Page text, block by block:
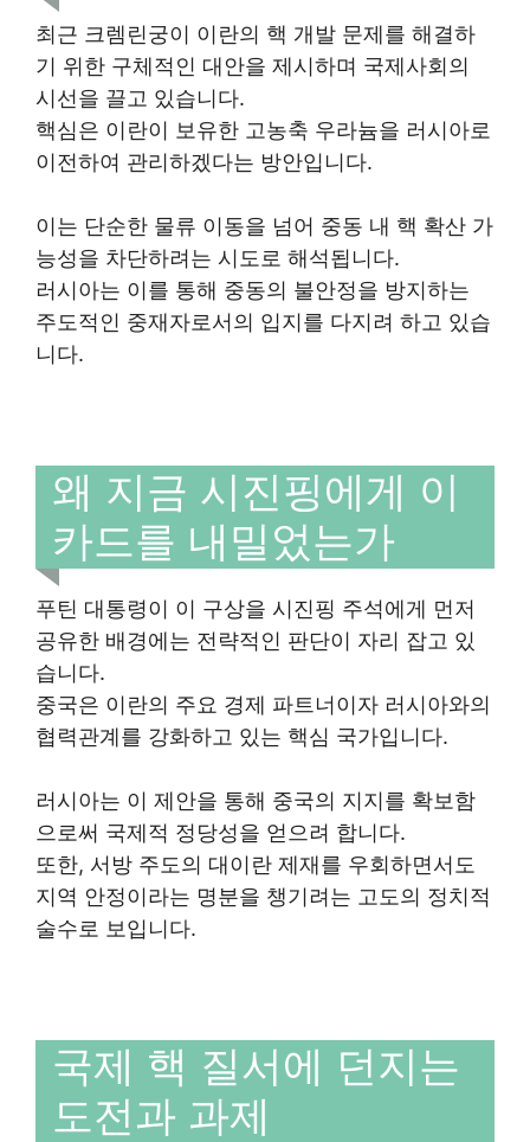
최근 크렘린궁이 이란의 핵 개발 문제를 해결하
기 위한 구체적인 대안을 제시하며 국제사회의
시선을 끌고 있습니다.
핵심은 이란이 보유한 고농축 우라늄을 러시아로
이전하여 관리하겠다는 방안입니다.
이는 단순한 물류 이동을 넘어 중동 내 핵 확산 가
능성을 차단하려는 시도로 해석됩니다.
러시아는 이를 통해 중동의 불안정을 방지하는
주도적인 중재자로서의 입지를 다지려 하고 있습
니다.
왜 지금 시진핑에게 이
카드를 내밀었는가
푸틴 대통령이 이 구상을 시진핑 주석에게 먼저
공유한 배경에는 전략적인 판단이 자리 잡고 있
습니다.
중국은 이란의 주요 경제 파트너이자 러시아와의
협력관계를 강화하고 있는 핵심 국가입니다.
러시아는 이 제안을 통해 중국의 지지를 확보함
으로써 국제적 정당성을 얻으려 합니다.
또한, 서방 주도의 대이란 제재를 우회하면서도
지역 안정이라는 명분을 챙기려는 고도의 정치적
술수로 보입니다.
국제 핵 질서에 던지는
도전과 과제